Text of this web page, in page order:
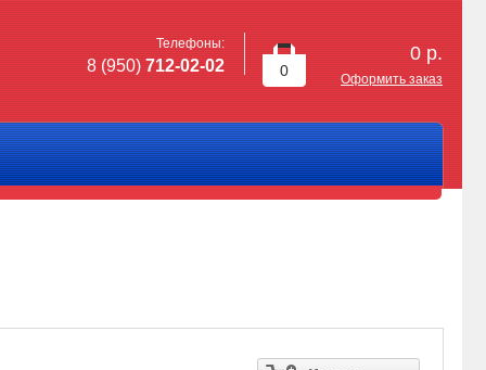
0
0 р.
Оформить заказ
Телефоны:
8 (950) 712-02-02